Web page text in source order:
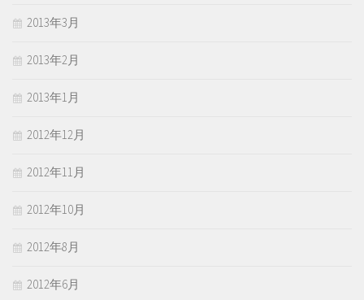
2013年3月
2013年2月
2013年1月
2012年12月
2012年11月
2012年10月
2012年8月
2012年6月